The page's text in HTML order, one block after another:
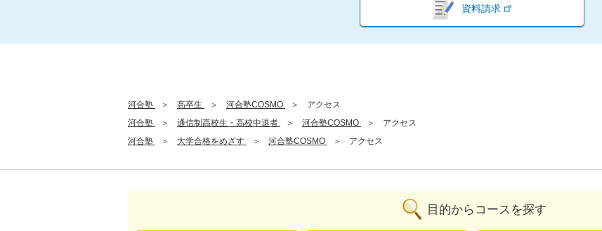
資料請求
河合塾 高卒生 河合塾COSMO
アクセス
河合塾
通信制高校生・高校中退者 河合塾COSMO
アクセス
河合塾
大学合格をめざす 河合塾COSMO アクセス
目的からコースを探す